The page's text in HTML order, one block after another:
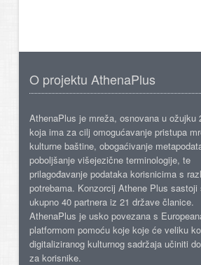
O projektu AthenaPlus
AthenaPlus je mreža, osnovana u ožujku
koja ima za cilj omogućavanje pristupa
kulturne baštine, obogaćivanje
poboljšanje višejezične terminologije, te
prilagođavanje podataka korisnicima s
potrebama. Konzorcij Athene Plus sastoji
ukupno 40 partnera iz 21 države članice.
AthenaPlus je usko povezana s
platformom pomoću koje koje će veliku
digitaliziranog kulturnog sadržaja učiniti
za korisnike.